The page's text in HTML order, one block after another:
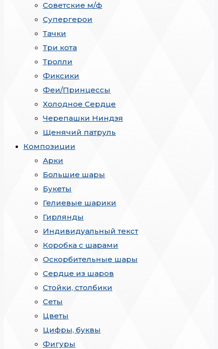
Советские м/ф
Супергерои
Тачки
Три кота
Тролли
Фиксики
Феи/Принцессы
Холодное Сердце
Черепашки Ниндзя
Щенячий патруль
Композиции
Арки
Большие шары
Букеты
Гелиевые шарики
Гирлянды
Индивидуальный текст
Коробка с шарами
Оскорбительные шары
Сердце из шаров
Стойки, столбики
Сеты
Цветы
Цифры, буквы
Фигуры